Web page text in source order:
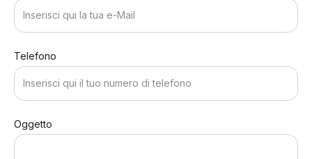
Telefono
Oggetto